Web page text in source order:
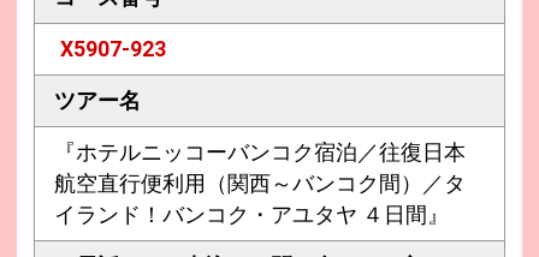
X5907-923
ツアー名
『ホテルニッコーバンコク宿泊／往復日本
航空直行便利用（関西～バンコク間）／タ
イランド！バンコク・アユタヤ ４日間』